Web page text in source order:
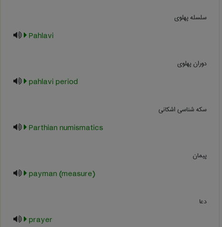
سلسله پهلوی
Pahlavi
دوران پهلوي
pahlavi period
سکه شناسی اشکانی
Parthian numismatics
پیمان
payman (measure)
دعا
prayer